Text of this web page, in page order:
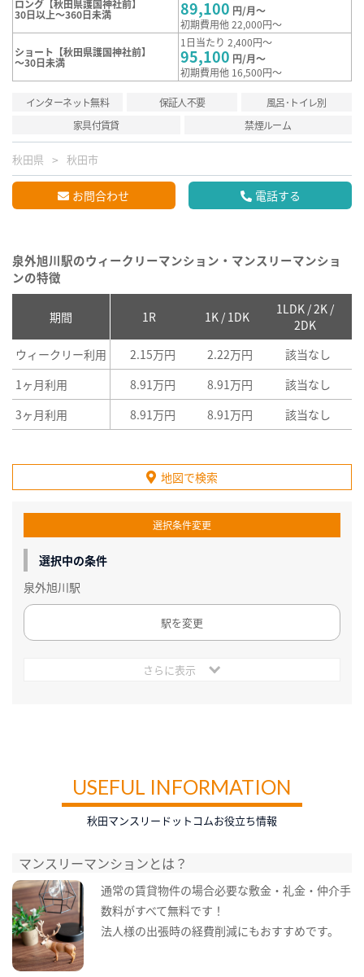
ロング【秋田県護国神社前】
30日以上～360日未満 89,100 円/月～
初期費用他 22,000円～
ショート【秋田県護国神社前】
～30日未満
1日当たり 2,400円～
95,100 円/月～
初期費用他 16,500円～
インターネット無料 保証人不要
風呂･トイレ別
家具付賃貸
禁煙ルーム
秋田県 秋田市
お問合わせ 電話する
泉外旭川駅のウィークリーマンション・マンスリーマンショ
ンの特徴
期間 1R 1K / 1DK
1LDK / 2K /
2DK
ウィークリー利用 2.15万円 2.22万円 該当なし
1ヶ月利用
8.91万円 8.91万円 該当なし
3ヶ月利用
8.91万円 8.91万円 該当なし
地図で検索
選択条件変更
選択中の条件
泉外旭川駅
駅を変更
さらに表示
USEFUL INFORMATION
秋田マンスリードットコムお役立ち情報
マンスリーマンションとは？
通常の賃貸物件の場合必要な敷金・礼金・仲介手
数料がすべて無料です！
法人様の出張時の経費削減にもおすすめです。